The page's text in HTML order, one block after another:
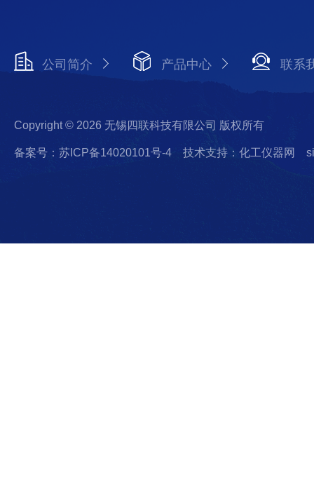
公司简介 产品中心 联系
Copyright © 2026 无锡四联科技有限公司 版权所有
备案号：苏ICP备14020101号-4 技术支持：化工仪器网